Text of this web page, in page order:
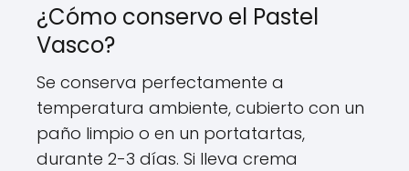
¿Cómo conservo el Pastel
Vasco?
Se conserva perfectamente a
temperatura ambiente, cubierto con un
paño limpio o en un portatartas,
durante 2-3 días. Si lleva crema